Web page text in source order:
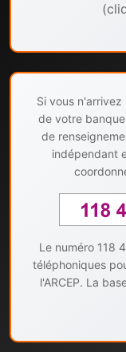
Si vous
de votre
de
indépendant
Le numéro 118
téléphoniques
l'ARCEP. La